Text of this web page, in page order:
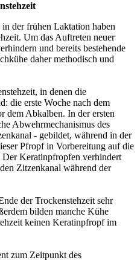
der frühen Laktation haben
Um das Auftreten neuer
und bereits bestehende
daher methodisch und
in denen die
die erste Woche nach dem
dem Abkalben. In der ersten
Abwehrmechanismus des
- gebildet, während in der
Pfropf in Vorbereitung auf die
Keratinpfropfen verhindert
Zitzenkanal während der
der Trockenstehzeit sehr
bilden manche Kühe
keinen Keratinpfropf im
zum Zeitpunkt des